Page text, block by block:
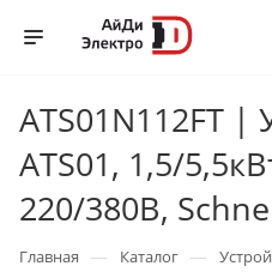
ATS01N112FT |
ATS01, 1,5/
220/380В,
Главная — Каталог —